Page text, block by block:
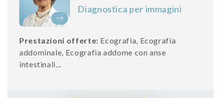
Diagnostica per immagini
Prestazioni offerte: Ecografia Ecografia
addominale Ecografia addome con anse
intestinali